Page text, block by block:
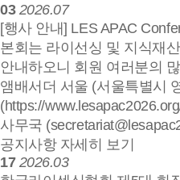
03 2026.07
[행사 안내] LES APAC
본회는 라이선싱 및 지식재
안내하오니 회원 여러분의
앰배서더 서울 (서울특별시
(https://
사무국
공지사항 자세히 보기
17 2026.03